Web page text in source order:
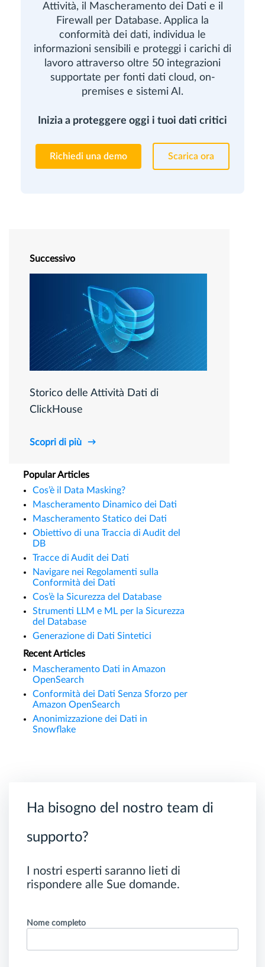
Attività, il Mascheramento dei Dati e il
Firewall per Database. Applica la
conformità dei dati, individua le
informazioni sensibili e proteggi i carichi di
lavoro attraverso oltre 50 integrazioni
supportate per fonti dati cloud, on-
premises e sistemi AI.
Inizia a proteggere oggi i tuoi dati critici
Richiedi una demo Scarica ora
Successivo
Storico delle Attività Dati di
ClickHouse
Scopri di più
Popular Articles
Cos’è il Data Masking?
Mascheramento Dinamico dei Dati
Mascheramento Statico dei Dati
Obiettivo di una Traccia di Audit del
DB
Tracce di Audit dei Dati
Navigare nei Regolamenti sulla
Conformità dei Dati
Cos’è la Sicurezza del Database
Strumenti LLM e ML per la Sicurezza
del Database
Generazione di Dati Sintetici
Recent Articles
Mascheramento Dati in Amazon
OpenSearch
Conformità dei Dati Senza Sforzo per
Amazon OpenSearch
Anonimizzazione dei Dati in
Snowflake
Ha bisogno del nostro team di
supporto?
I nostri esperti saranno lieti di
rispondere alle Sue domande.
Nome completo